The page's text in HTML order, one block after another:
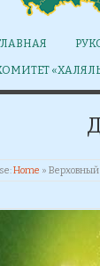
Home » Верховный